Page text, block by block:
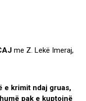
me Z. Lekë Imeraj,
e krimit ndaj gruas,
pak e kuptojnë